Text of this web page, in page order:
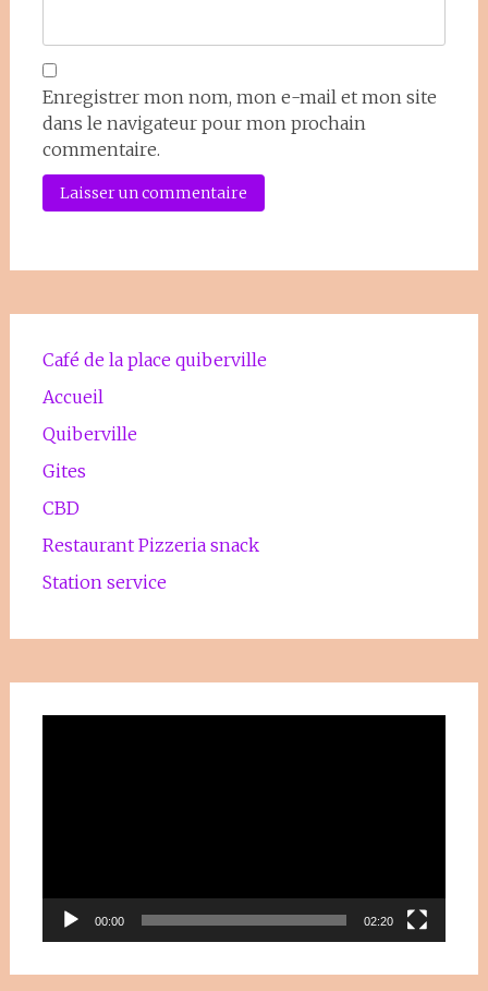
Enregistrer mon nom, mon e-mail et mon site
dans le navigateur pour mon prochain
commentaire.
Café de la place quiberville
Accueil
Quiberville
Gites
CBD
Restaurant Pizzeria snack
Station service
00:00 02:20